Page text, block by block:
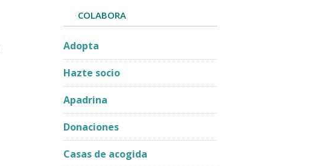
COLABORA
Adopta
Hazte socio
Apadrina
Donaciones
Casas de acogida